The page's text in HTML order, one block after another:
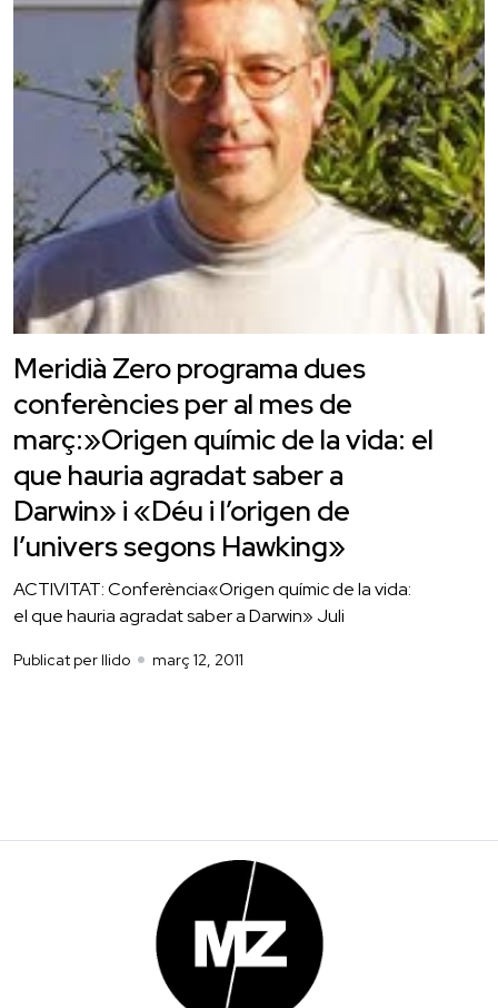
Meridià Zero programa dues
conferències per al mes de
març:»Origen químic de la vida: el
que hauria agradat saber a
Darwin» i «Déu i l’origen de
l’univers segons Hawking»
ACTIVITAT: Conferència«Origen químic de la vida:
el que hauria agradat saber a Darwin» Juli
Publicat per llido març 12, 2011